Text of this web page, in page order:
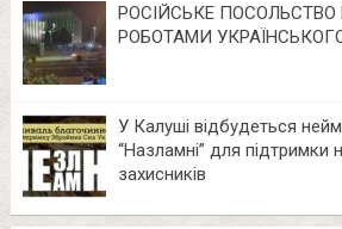
РОСІЙСЬКЕ
РОБОТАМИ
У Калуші відбудеться
“Назламні” для підтримки
захисників